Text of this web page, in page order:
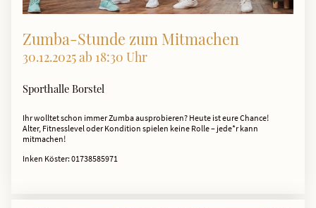
Zumba-Stunde zum Mitmachen
30.12.2025 ab 18:30 Uhr
Sporthalle Borstel
Ihr wolltet schon immer Zumba ausprobieren? Heute ist eure Chance!
Alter, Fitnesslevel oder Kondition spielen keine Rolle – jede*r kann
mitmachen!
Inken Köster: 01738585971